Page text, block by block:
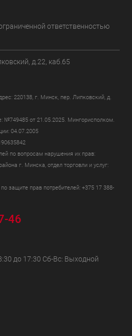
ответственностью
д.22, каб.65
220138, г. Минск, пер. Липковский, д.
№749485 от 21.05.2025. Мингорисполком.
04.07.2005
по вопросам нарушения их прав:
г. Минска, отдел торговли и услуг:
защите прав потребителей: +375 17 388-
46
до 17:30 Сб-Вс: Выходной